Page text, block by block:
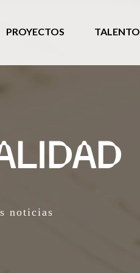
PROYECTOS TALENTO
noticias